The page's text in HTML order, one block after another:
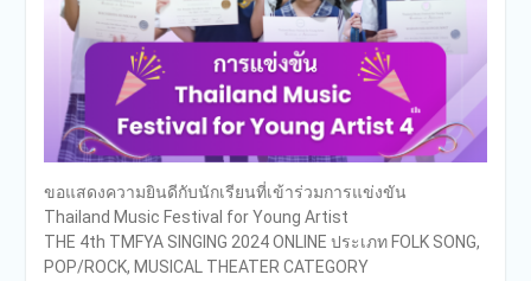
ขอแสดงความยินดีกับนักเรียนที่เข้าร่วมการแข่งขัน
Thailand Music Festival for Young Artist
THE 4th TMFYA SINGING 2024 ONLINE ประเภท FOLK SONG,
POP/ROCK, MUSICAL THEATER CATEGORY